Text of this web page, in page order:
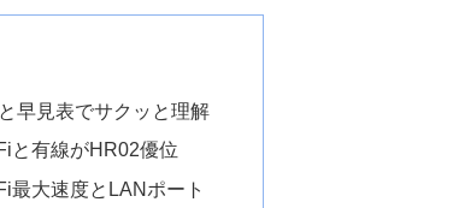
早見表でサクッと理解
と有線がHR02優位
最大速度とLANポート